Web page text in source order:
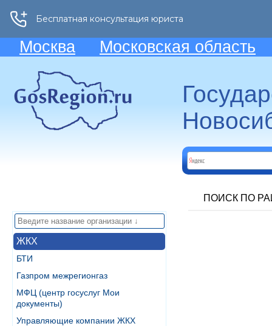
Москва Московская область
ПОИСК ПО
ЖКХ
БТИ
Газпром межрегионгаз
МФЦ (центр госуслуг Мои
документы)
Управляющие компании ЖКХ